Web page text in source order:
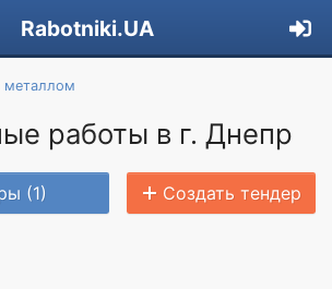
Rabotniki.UA
металлом
работы в г. Днепр
(1) Создать тендер